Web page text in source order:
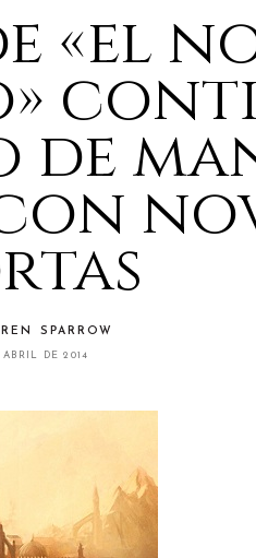
«el
SPARROW
ABRIL DE 2014